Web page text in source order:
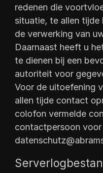
redenen die
situatie, te allen
de verwerking van
Daarnaast heeft u
te dienen bij een
autoriteit voor
Voor de uitoefening
allen tijde contact
colofon vermelde
contactpersoon voor